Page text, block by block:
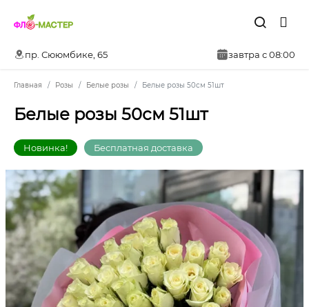
пр. Сююмбике, 65 завтра с 08:00
Главная Розы Белые розы Белые розы 50см 51шт
Белые розы 50см 51шт
Новинка! Бесплатная доставка